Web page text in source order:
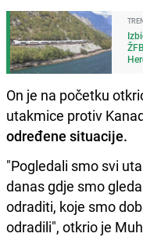
On je na početku
utakmice protiv
određene situacije.
"Pogledali smo svi
danas gdje smo
odraditi, koje smo
odradili", otkrio je